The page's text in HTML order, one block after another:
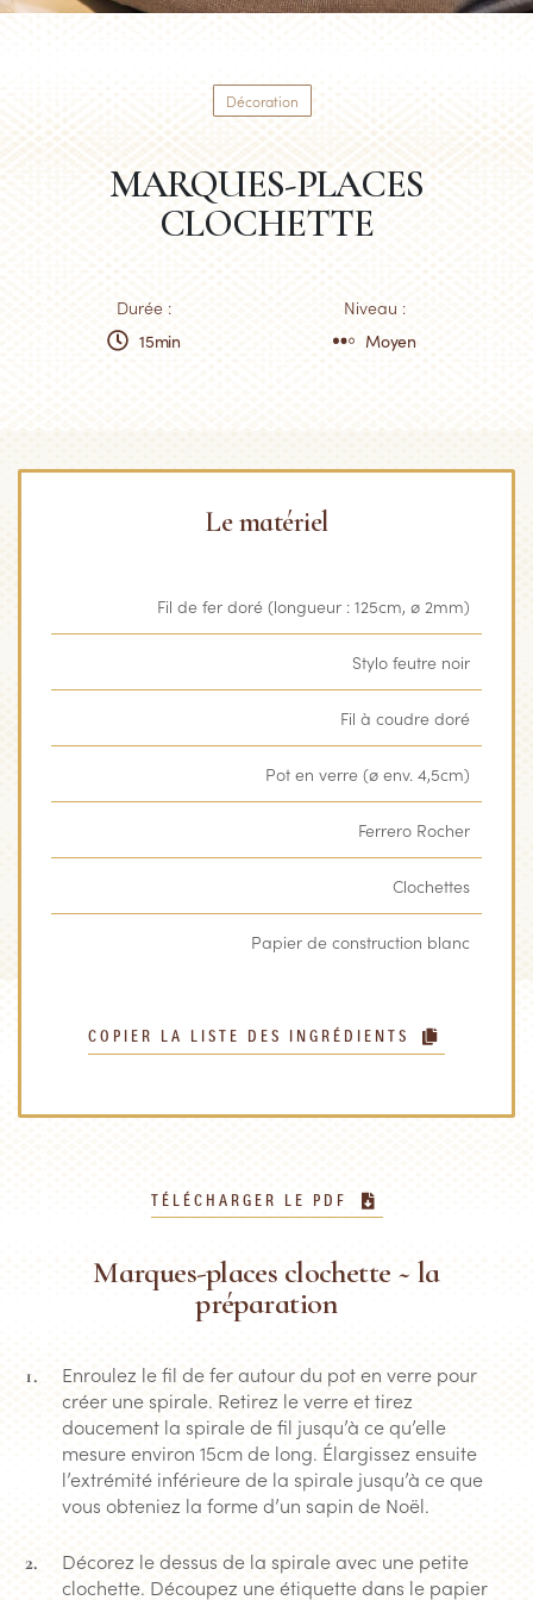
Décoration
MARQUES-PLACES
CLOCHETTE
Durée :
Niveau :
15min
Moyen
Le matériel
Fil de fer doré (longueur : 125cm, ø 2mm)
Stylo feutre noir
Fil à coudre doré
Pot en verre (ø env. 4,5cm)
Ferrero Rocher
Clochettes
Papier de construction blanc
COPIER LA LISTE DES INGRÉDIENTS
TÉLÉCHARGER LE PDF
Marques-places clochette ~ la
préparation
Enroulez le fil de fer autour du pot en verre pour
créer une spirale. Retirez le verre et tirez
doucement la spirale de fil jusqu’à ce qu’elle
mesure environ 15cm de long. Élargissez ensuite
l’extrémité inférieure de la spirale jusqu’à ce que
vous obteniez la forme d’un sapin de Noël.
Décorez le dessus de la spirale avec une petite
clochette. Découpez une étiquette dans le papier